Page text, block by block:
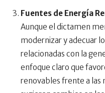
Fuentes de Energía
Aunque el dictamen
modernizar y adecuar
relacionadas con la
enfoque claro que
renovables frente a las